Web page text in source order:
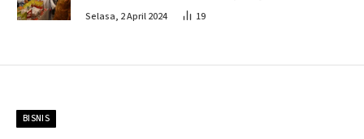
Penahapan
Selasa, 2 April 2024 19
BISNIS